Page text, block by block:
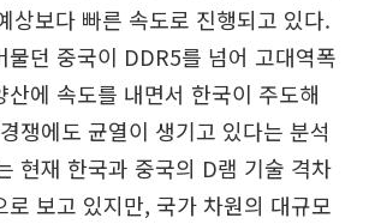
상보다 빠른 속도로 진행되고 있다.
물던 중국이 DDR5를 넘어 고대역폭
에 속도를 내면서 한국이 주도해
쟁에도 균열이 생기고 있다는 분석
현재 한국과 중국의 D램 기술 격차
로 보고 있지만, 국가 차원의 대규모